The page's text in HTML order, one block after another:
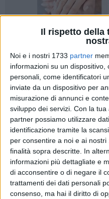
Il rispetto della
Noi e i nostri 1733 partner
informazioni su un
personali, come identificatori
inviate da un dispositivo per
misurazione di annunci e
sviluppo dei servizi. Con la tua
partner possiamo utilizzare
identificazione tramite la
per consentire a noi e ai
finalità sopra descritte. In
informazioni più dettagliate e
di acconsentire o di negare il
trattamenti dei dati personali
consenso, ma hai il diritto di
22
Mercoledì 14 giugno si
Berlusconi. Per quella data
nazionale, secondo le
del Consiglio e rese note
Mantovano.